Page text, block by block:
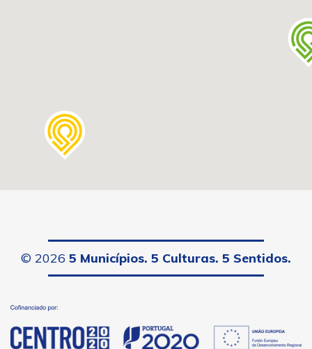
© 2026 5 Municípios. 5 Culturas. 5 Sentidos.